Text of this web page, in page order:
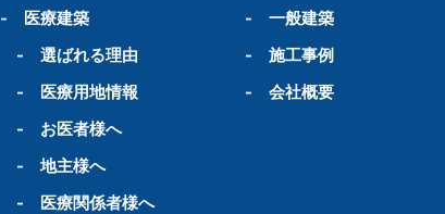
-
医療建築
- 選ばれる理由
-
医療用地情報
- お医者様へ
-地主様へ
-
医療関係者様へ
- 一般建築
- 施工事例
- 会社概要